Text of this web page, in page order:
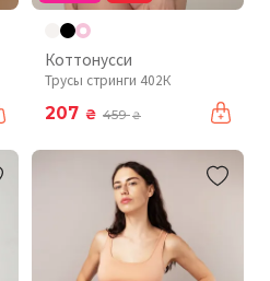
Коттонусси
Трусы стринги 402К
207 ₴ 459₴